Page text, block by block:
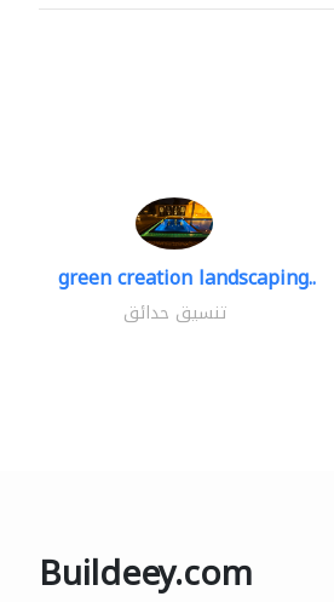
green creation landscaping..
تنسيق حدائق
Buildeey.com